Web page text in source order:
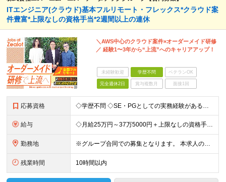
ITエンジニア(クラウド)基本フルリモート・フレックス*クラウド案
件豊富*上限なしの資格手当*2週間以上の連休
＼AWS中心のクラウド案件×オーダーメイド研修
／ 経験1〜3年から“上流”へのキャリアアップ！
未経験歓迎 学歴不問 ベテランOK
完全週休2日 賞与複数月 面接1回
応募資格 ◇学歴不問 ◇SE・PGとしての実務経験がある方 フルリモートではありますが わからないことはすぐ聞ける環境を整えているので、 自分からヘルプを出せる方であれば問題ありません。 ＼こんな方は歓迎／
給与 ◇月給25万円～37万5000円＋上限なしの資格手当など ＼豊かな経験をお持ちの方は優遇／ ◇月給37万5000円～58万円＋上限なしの資格手当など ＼上限なしの資格手当制度あり／ 資格取得にかか
勤務地 ※グループ合同での募集となります。 本求人の雇用は「 株式会社ZEALOT 」となります。 ◇フルリモート／日本全国、好きな場所で働くことが可能！ ◇もちろん転勤もありません ＜本社＞ 東京都
残業時間 10時間以内